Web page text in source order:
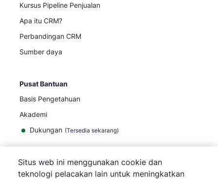
Kursus Pipeline Penjualan
Apa itu CRM?
Perbandingan CRM
Sumber daya
Pusat Bantuan
Basis Pengetahuan
Akademi
Dukungan (Tersedia sekarang)
Situs web ini menggunakan cookie dan
teknologi pelacakan lain untuk meningkatkan